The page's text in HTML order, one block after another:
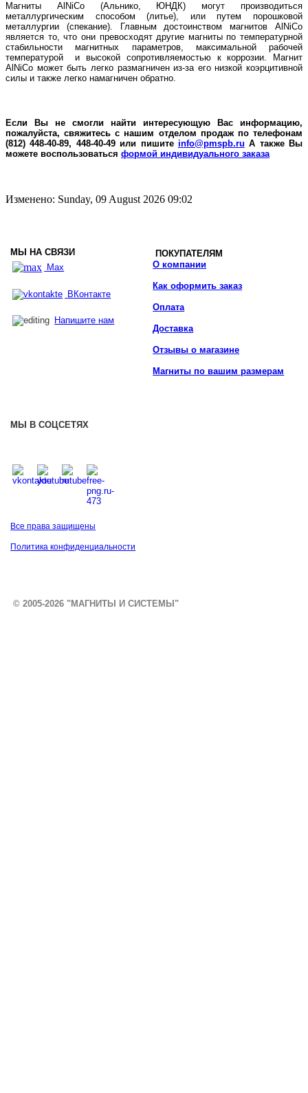
Магниты AlNiCo (Альнико, ЮНДК) могут производиться
металлургическим способом (литье), или путем порошковой
металлургии (спекание). Главным достоинством магнитов AlNiCo
является то, что они превосходят другие магниты по температурной
стабильности магнитных параметров, максимальной рабочей
температурой и высокой сопротивляемостью к коррозии. Магнит
AlNiCo может быть легко размагничен из-за его низкой коэрцитивной
силы и также легко намагничен обратно.
Если Вы не смогли найти интересующую Вас информацию,
пожалуйста, свяжитесь с нашим отделом продаж по телефонам
(812) 448-40-89, 448-40-49 или пишите info@pmspb.ru А также Вы
можете воспользоваться формой индивидуального заказа
Изменено: Sunday, 09 August 2026 09:02
МЫ НА СВЯЗИ
ПОКУПАТЕЛЯМ
Max
ВКонтакте
Напишите нам
О компании
Как оформить заказ
Оплата
Доставка
Отзывы о магазине
Магниты по вашим размерам
МЫ В СОЦСЕТЯХ
Все права защищены
Политика конфиденциальности
© 2005-2026 "МАГНИТЫ И СИСТЕМЫ"